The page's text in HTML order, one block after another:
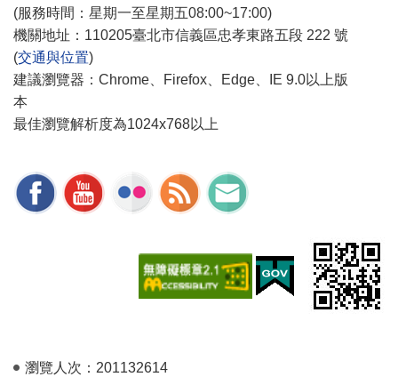
(服務時間：星期一至星期五08:00~17:00)
機關地址：110205臺北市信義區忠孝東路五段 222 號
(交通與位置)
建議瀏覽器：Chrome、Firefox、Edge、IE 9.0以上版
本
最佳瀏覽解析度為1024x768以上
瀏覽人次： 201132614